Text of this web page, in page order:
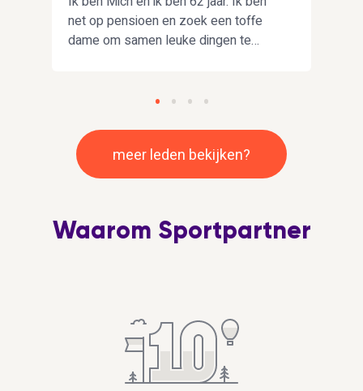
net op pensioen en zoek een toffe
dame om samen leuke dingen te
meer leden bekijken?
Waarom Sportpartner